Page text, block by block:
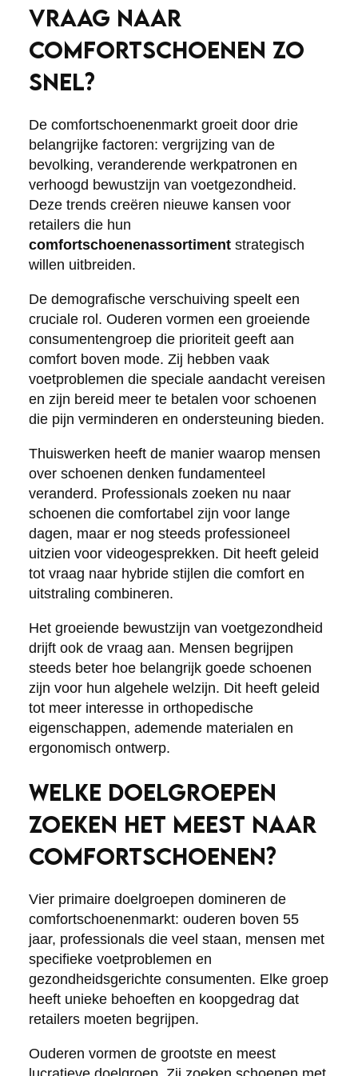
VRAAG NAAR
COMFORTSCHOENEN ZO
SNEL?
De comfortschoenenmarkt groeit door drie
belangrijke factoren: vergrijzing van de
bevolking, veranderende werkpatronen en
verhoogd bewustzijn van voetgezondheid.
Deze trends creëren nieuwe kansen voor
retailers die hun
comfortschoenenassortimentstrategisch
willen uitbreiden.
De demografische verschuiving speelt een
cruciale rol. Ouderen vormen een groeiende
consumentengroep die prioriteit geeft aan
comfort boven mode. Zij hebben vaak
voetproblemen die speciale aandacht vereisen
en zijn bereid meer te betalen voor schoenen
die pijn verminderen en ondersteuning bieden.
Thuiswerken heeft de manier waarop mensen
over schoenen denken fundamenteel
veranderd. Professionals zoeken nu naar
schoenen die comfortabel zijn voor lange
dagen, maar er nog steeds professioneel
uitzien voor videogesprekken. Dit heeft geleid
tot vraag naar hybride stijlen die comfort en
uitstraling combineren.
Het groeiende bewustzijn van voetgezondheid
drijft ook de vraag aan. Mensen begrijpen
steeds beter hoe belangrijk goede schoenen
zijn voor hun algehele welzijn. Dit heeft geleid
tot meer interesse in orthopedische
eigenschappen, ademende materialen en
ergonomisch ontwerp.
WELKE DOELGROEPEN
ZOEKEN HET MEEST NAAR
COMFORTSCHOENEN?
Vier primaire doelgroepen domineren de
comfortschoenenmarkt: ouderen boven 55
jaar, professionals die veel staan, mensen met
specifieke voetproblemen en
gezondheidsgerichte consumenten. Elke groep
heeft unieke behoeften en koopgedrag dat
retailers moeten begrijpen.
Ouderen vormen de grootste en meest